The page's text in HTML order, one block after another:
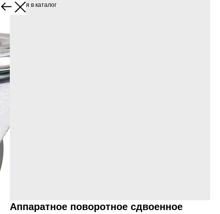
Вернуться в каталог
Аппаратное поворотное сдвоенное